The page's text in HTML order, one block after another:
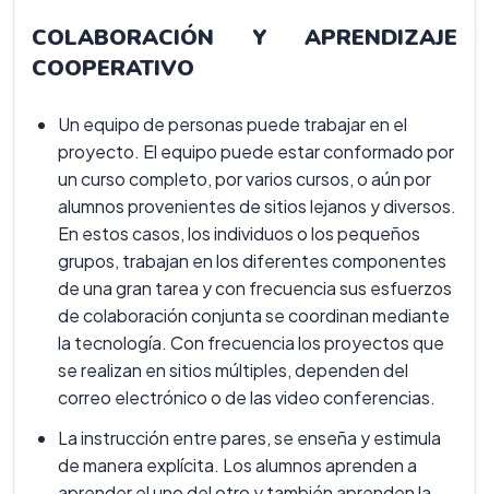
COLABORACIÓN Y APRENDIZAJE
COOPERATIVO
Un equipo de personas puede trabajar en el
proyecto. El equipo puede estar conformado por
un curso completo, por varios cursos, o aún por
alumnos provenientes de sitios lejanos y diversos.
En estos casos, los individuos o los pequeños
grupos, trabajan en los diferentes componentes
de una gran tarea y con frecuencia sus esfuerzos
de colaboración conjunta se coordinan mediante
la tecnología. Con frecuencia los proyectos que
se realizan en sitios múltiples, dependen del
correo electrónico o de las video conferencias.
La instrucción entre pares, se enseña y estimula
de manera explícita. Los alumnos aprenden a